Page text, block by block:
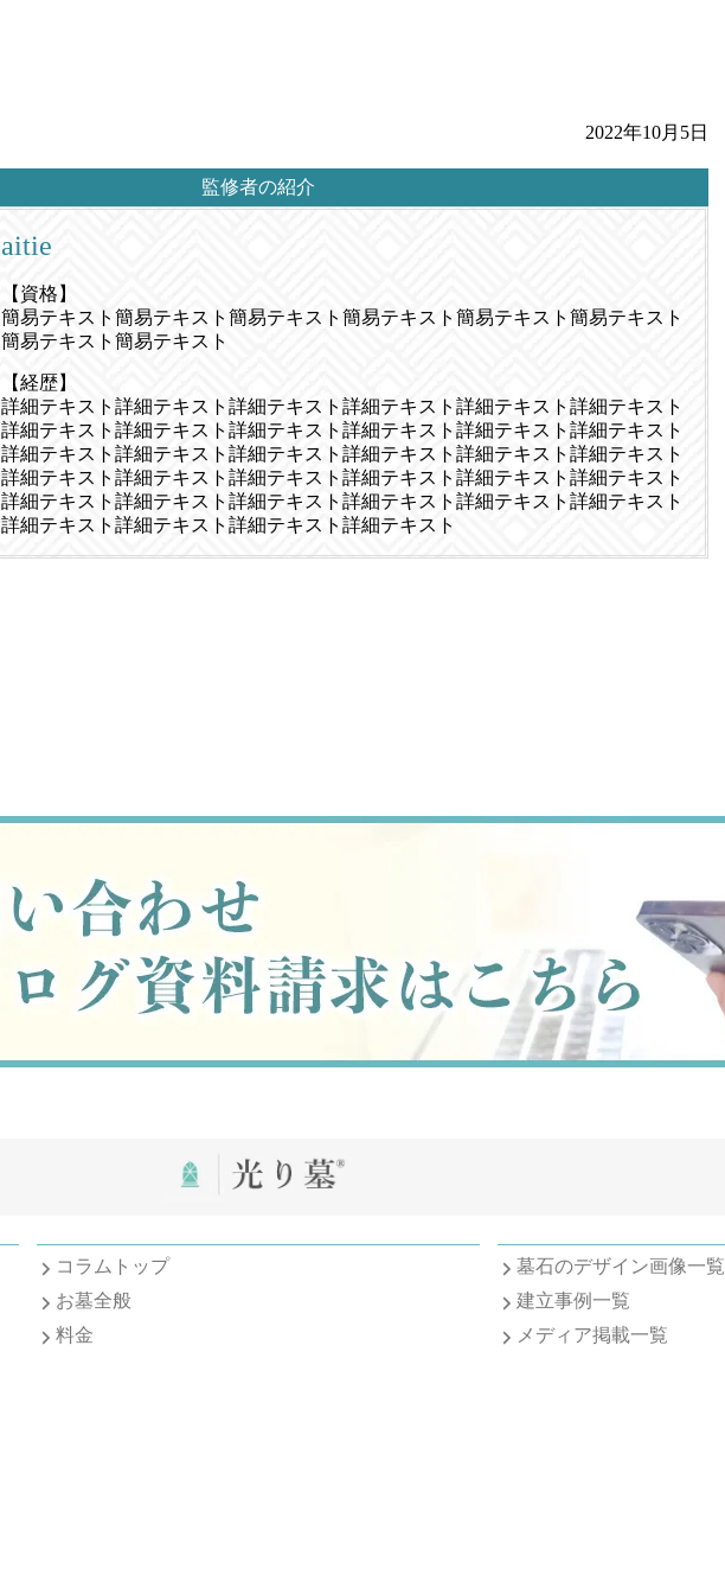
2022年10月5日
監修者の紹介
aitie
【資格】
簡易テキスト簡易テキスト簡易テキスト簡易テキスト簡易テキスト簡易テキスト
簡易テキスト簡易テキスト
【経歴】
詳細テキスト詳細テキスト詳細テキスト詳細テキスト詳細テキスト詳細テキスト
詳細テキスト詳細テキスト詳細テキスト詳細テキスト詳細テキスト詳細テキスト
詳細テキスト詳細テキスト詳細テキスト詳細テキスト詳細テキスト詳細テキスト
詳細テキスト詳細テキスト詳細テキスト詳細テキスト詳細テキスト詳細テキスト
詳細テキスト詳細テキスト詳細テキスト詳細テキスト詳細テキスト詳細テキスト
詳細テキスト詳細テキスト詳細テキスト詳細テキスト
コラムトップ
お墓全般
料金
墓石のデザイン画像一覧
建立事例一覧
メディア掲載一覧